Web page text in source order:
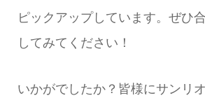
ピックアップしています。ぜひ
してみてください！
いかがでしたか？皆様にサンリ